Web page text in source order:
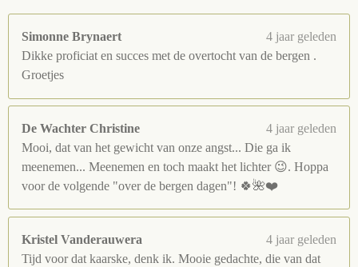
Simonne Brynaert
4 jaar geleden
Dikke proficiat en succes met de overtocht van de bergen .
Groetjes
De Wachter Christine
4 jaar geleden
Mooi, dat van het gewicht van onze angst... Die ga ik
meenemen... Meenemen en toch maakt het lichter 😉. Hoppa
voor de volgende "over de bergen dagen"! 🍀🌺❤️
Kristel Vanderauwera
4 jaar geleden
Tijd voor dat kaarske, denk ik. Mooie gedachte, die van dat